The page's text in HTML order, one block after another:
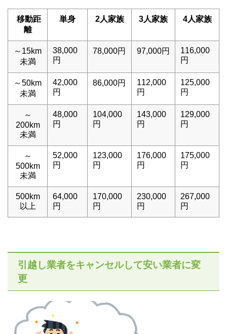
移動距
離
単身 2人家族 3人家族 4人家族
～15km
未満
38,000
円
78,000円 97,000円
116,000
円
～50km
未満
42,000
円
86,000円
112,000
円
125,000
円
～
200km
未満
48,000
円
104,000
円
143,000
円
129,000
円
～
500km
未満
52,000
円
123,000
円
176,000
円
175,000
円
500km
以上
64,000
円
170,000
円
230,000
円
267,000
円
引越し業者をキャンセルして安い業者に変
更